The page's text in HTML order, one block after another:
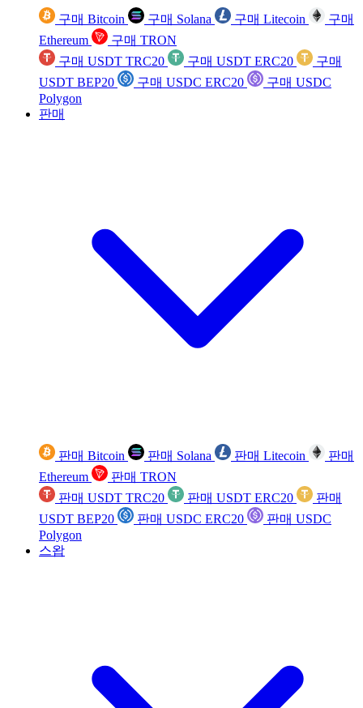
구매 Bitcoin 구매 Solana 구매 Litecoin
구매
Ethereum
구매 TRON
구매 USDT TRC20
구매 USDT ERC20
구매
USDT BEP20
구매 USDC ERC20
구매 USDC
Polygon
판매
판매 Bitcoin 판매 Solana 판매 Litecoin
판매
Ethereum
판매 TRON
판매 USDT TRC20
판매 USDT ERC20
판매
USDT BEP20
판매 USDC ERC20
판매 USDC
Polygon
스왑